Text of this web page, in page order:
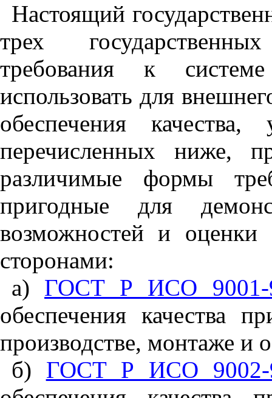
Настоящий
трех
требования к системе
использовать для
обеспечения качества,
перечисленных ниже,
различимые формы
пригодные для
возможностей и
сторонами:
а) ГОСТ Р ИСО 9001-
обеспечения качества
производстве, монтаже и
б) ГОСТ Р ИСО 9002-